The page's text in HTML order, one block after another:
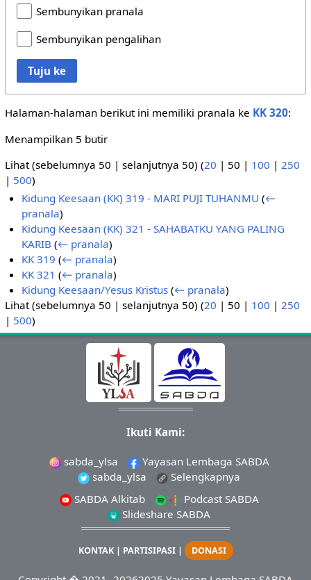
Sembunyikan pranala
Sembunyikan pengalihan
Tuju ke
Halaman-halaman berikut ini memiliki pranala ke KK 320:
Menampilkan 5 butir
Lihat (sebelumnya 50 | selanjutnya 50) (20 | 50 | 100 | 250
| 500)
Kidung Keesaan (KK) 319 - MARI PUJI TUHANMU (←
pranala)
Kidung Keesaan (KK) 321 - SAHABATKU YANG PALING
KARIB (← pranala)
KK 319 (← pranala)
KK 321 (← pranala)
Kidung Keesaan/Yesus Kristus (← pranala)
Lihat (sebelumnya 50 | selanjutnya 50) (20 | 50 | 100 | 250
| 500)
Ikuti Kami:
sabda_ylsa
Yayasan Lembaga SABDA
sabda_ylsa
Selengkapnya
SABDA Alkitab
Podcast SABDA
Slideshare SABDA
KONTAK| PARTISIPASI| DONASI